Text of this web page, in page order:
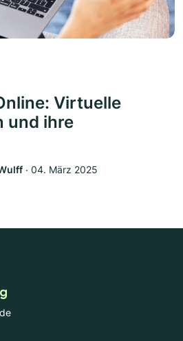
Virtuelle
und ihre
‧ 04. März 2025